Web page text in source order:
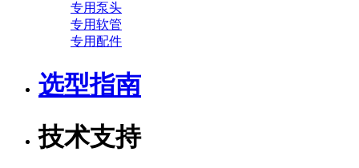
专用泵头
专用软管
专用配件
选型指南
技术支持